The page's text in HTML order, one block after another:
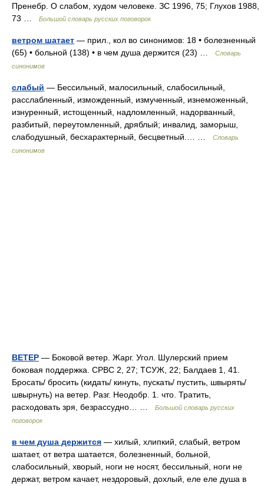
Пренебр. О слабом, худом человеке. ЗС 1996, 75; Глухов 1988,
73 …
Большой словарь русских поговорок
ветром шатает — прил., кол во синонимов: 18 • болезненный
(65) • больной (138) • в чем душа держится (23) …
Словарь
синонимов
слабый — Бессильный, малосильный, слабосильный,
расслабленный, изможденный, измученный, изнеможенный,
изнуренный, истощенный, надломленный, надорванный,
разбитый, переутомленный, дряблый; инвалид, заморыш,
слабодушный, бесхарактерный, бесцветный.… …
Словарь
синонимов
ВЕТЕР — Боковой ветер. Жарг. Угол. Шулерский прием
боковая поддержка. СРВС 2, 27; ТСУЖ, 22; Балдаев 1, 41.
Бросать/ бросить (кидать/ кинуть, пускать/ пустить, швырять/
швырнуть) на ветер. Разг. Неодобр. 1. что. Тратить,
расходовать зря, безрассудно… …
Большой словарь русских
поговорок
в чем душа держится — хилый, хлипкий, слабый, ветром
шатает, от ветра шатается, болезненный, больной,
слабосильный, хворый, ноги не носят, бессильный, ноги не
держат, ветром качает, нездоровый, дохлый, еле еле душа в